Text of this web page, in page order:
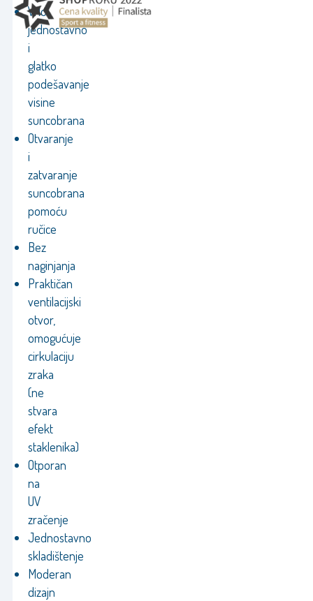
Vrlo
jednostavno
i
glatko
podešavanje
visine
suncobrana
Otvaranje
i
zatvaranje
suncobrana
pomoću
ručice
Bez
naginjanja
Praktičan
ventilacijski
otvor,
omogućuje
cirkulaciju
zraka
(ne
stvara
efekt
staklenika)
Otporan
na
UV
zračenje
Jednostavno
skladištenje
Moderan
dizajn